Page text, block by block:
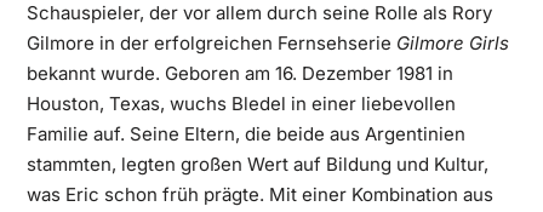
Schauspieler, der vor allem durch seine Rolle als Rory
Gilmore in der erfolgreichen Fernsehserie Gilmore Girls
bekannt wurde. Geboren am 16. Dezember 1981 in
Houston, Texas, wuchs Bledel in einer liebevollen
Familie auf. Seine Eltern, die beide aus Argentinien
stammten, legten großen Wert auf Bildung und Kultur,
was Eric schon früh prägte. Mit einer Kombination aus